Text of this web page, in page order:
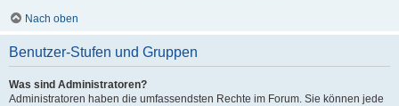
Nach oben
Benutzer-Stufen und Gruppen
Was sind Administratoren?
Administratoren haben die umfassendsten Rechte im Forum. Sie können jede